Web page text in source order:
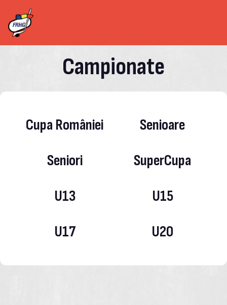
Campionate
Cupa României
Senioare
Seniori
SuperCupa
U13
U15
U17
U20